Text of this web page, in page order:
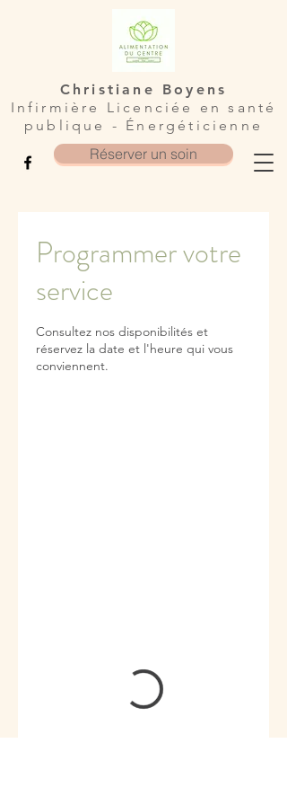
Christiane Boyens
Infirmière Licenciée en santé
publique - Énergéticienne
Réserver un soin
Programmer votre
service
Consultez nos disponibilités et
réservez la date et l'heure qui vous
conviennent.